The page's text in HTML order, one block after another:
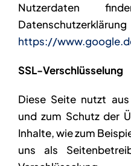
Nutzerdaten
https://
SSL-Verschlüsselung
Diese Seite nutzt
und zum Schutz der
Inhalte, wie zum
uns als